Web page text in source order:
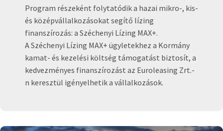
Program részeként folytatódik a hazai mikro-, kis-
és középvállalkozásokat segítő lízing
finanszírozás: a Széchenyi Lízing MAX+.
A Széchenyi Lízing MAX+ ügyletekhez a Kormány
kamat- és kezelési költség támogatást biztosít, a
kedvezményes finanszírozást az Euroleasing Zrt.-
n keresztül igényelhetik a vállalkozások.